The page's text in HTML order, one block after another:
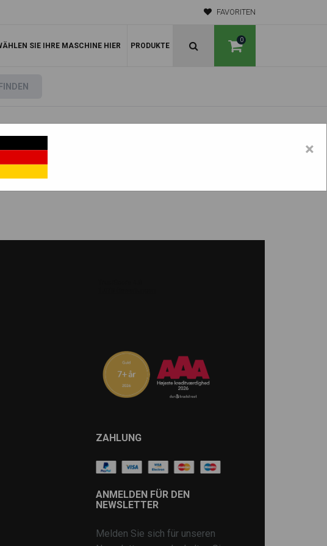
FAVORITEN
0
SIE IHRE MASCHINE HIER PRODUKTE
1
ZAHLUNG
ANMELDEN FÜR DEN
NEWSLETTER
Melden Sie sich für unseren
×